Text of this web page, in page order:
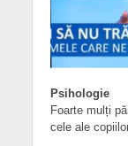
Psihologie
Foarte mulți
cele ale